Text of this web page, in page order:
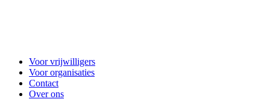
Voor vrijwilligers
Voor organisaties
Contact
Over ons